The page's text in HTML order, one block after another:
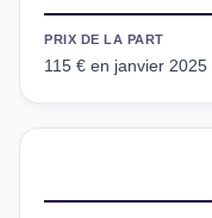
PRIX DE LA PART
115 € en janvier 2025